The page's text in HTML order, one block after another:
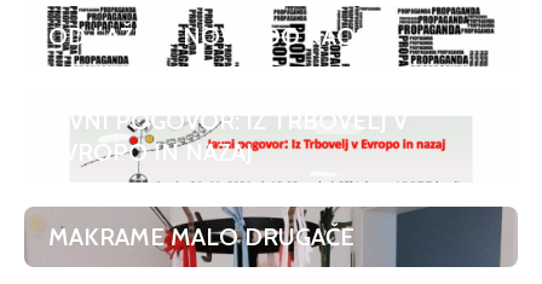
OD LAŽNIH NOVIC DO KAOSA
JAVNI POGOVOR: IZ TRBOVELJ V
EVROPO IN NAZAJ
MAKRAME MALO DRUGAČE